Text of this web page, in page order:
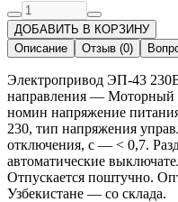
ДОБАВИТЬ В КОРЗИНУ
Описание
Отзыв (0)
Электропривод ЭП-43
направления — Моторный
номин напряжение
230, тип напряжения
отключения, с — < 0,7.
автоматические
Отпускается поштучно.
Узбекистане — со склада.